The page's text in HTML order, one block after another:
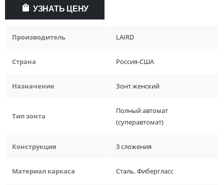
УЗНАТЬ ЦЕНУ
Производитель LAIRD
Страна Россия-США
Назначение Зонт женский
Тип зонта
Полный автомат
(суперавтомат)
Конструкция 3 сложения
Материал каркаса Сталь,Фибергласс